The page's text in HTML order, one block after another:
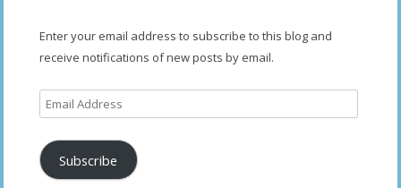
Enter your email address to subscribe to this blog and
receive notifications of new posts by email.
Email
Address
Subscribe